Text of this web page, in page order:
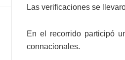
Las verificaciones se
En el recorrido participó
connacionales.